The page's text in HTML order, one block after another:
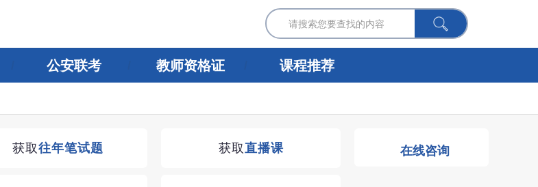
公安联考 教师资格证 课程推荐
师招聘考试优学无忧VIP课程
获取往年笔试题 获取直播课 在线咨询